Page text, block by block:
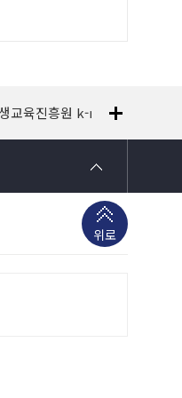
교육진흥원 k-mooc
위로